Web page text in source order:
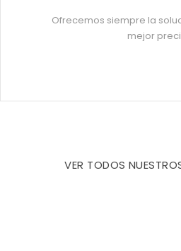
Ofrecemos siempre la
mejor
VER TODOS